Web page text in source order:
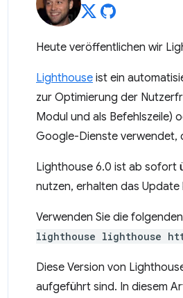
Heute veröffentlichen wir
Lighthouse ist ein
zur Optimierung der
Modul und als Befehlszeile)
Google-Dienste verwendet,
Lighthouse 6.0 ist ab sofort
nutzen, erhalten das Update
Verwenden Sie die
lighthouse lighthouse
Diese Version von
aufgeführt sind. In diesem